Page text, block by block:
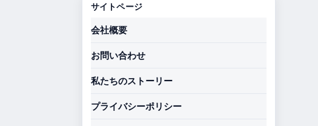
サイトページ
会社概要
お問い合わせ
私たちのストーリー
プライバシーポリシー